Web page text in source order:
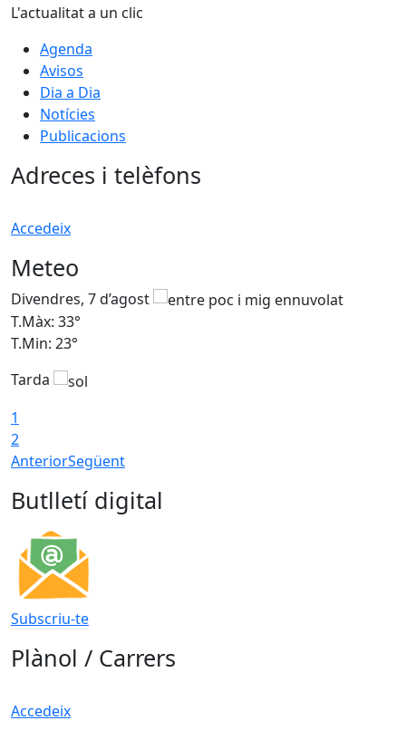
L'actualitat a un clic
Agenda
Avisos
Dia a Dia
Notícies
Publicacions
Adreces i telèfons
Accedeix
Meteo
Divendres, 7 d’agost
T.Màx: 33°
T.Min: 23°
Tarda
1
2
AnteriorSegüent
Butlletí digital
Subscriu-te
Plànol / Carrers
Accedeix